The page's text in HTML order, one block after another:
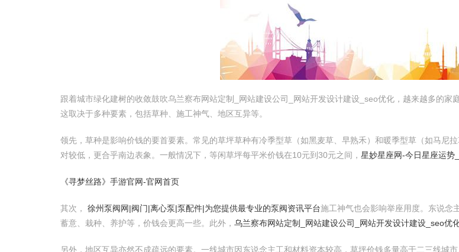
跟着城市绿化建树的收敛鼓吹乌兰察布网站定制_网站建设公司_网站开发设计建设_seo优化，越来越多的
这取决于多种要素，包括草种、施工神气、地区互异等。
领先，草种是影响价钱的要首要素。常见的草坪草种有冷季型草（如黑麦草、早熟禾）和暖季型草（如马尼
对较低，更合乎南边表象。一般情况下，等闲草坪每平米价钱在10元到30元之间， 星妙星座网-今日星座运势
《寻梦丝路》手游官网-官网首页
其次， 徐州泵阀网|阀门|离心泵|泵配件|为您提供最专业的泵阀资讯平台施工神气也会影响举座用度。东说念
蓄意、栽种、养护等，价钱会更高一些。此外， 乌兰察布网站定制_网站建设公司_网站开发设计建设_seo优
另外，地区互异亦然不成疏远的要素。一线城市因东说念主工和材料资本较高，草坪价钱多量高于二三线城